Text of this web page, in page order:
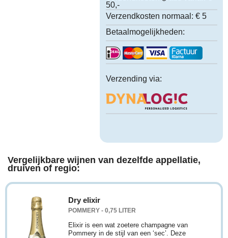
50,-
Verzendkosten normaal: € 5
Betaalmogelijkheden:
Verzending via:
Vergelijkbare wijnen van dezelfde appellatie,
druiven of regio:
Dry elixir
POMMERY - 0,75 LITER
Elixir is een wat zoetere champagne van
Pommery in de stijl van een ‘sec’. Deze